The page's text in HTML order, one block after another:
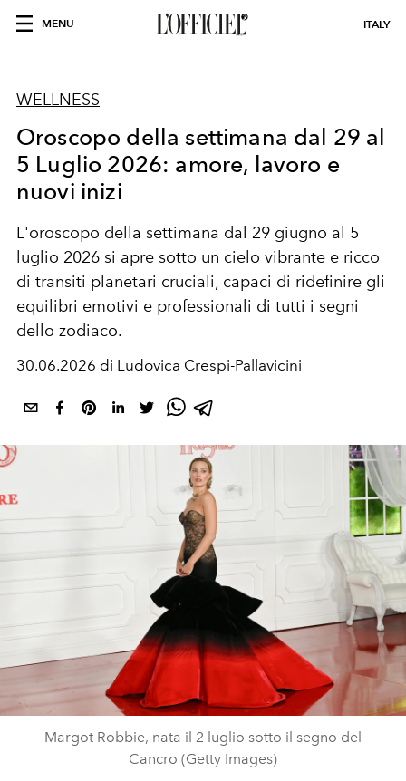
MENU ITALY
WELLNESS
Oroscopo della settimana dal 29 al
5 Luglio 2026: amore, lavoro e
nuovi inizi
L'oroscopo della settimana dal 29 giugno al 5
luglio 2026 si apre sotto un cielo vibrante e ricco
di transiti planetari cruciali, capaci di ridefinire gli
equilibri emotivi e professionali di tutti i segni
dello zodiaco.
30.06.2026 di Ludovica Crespi-Pallavicini
Margot Robbie, nata il 2 luglio sotto il segno del
Cancro (Getty Images)